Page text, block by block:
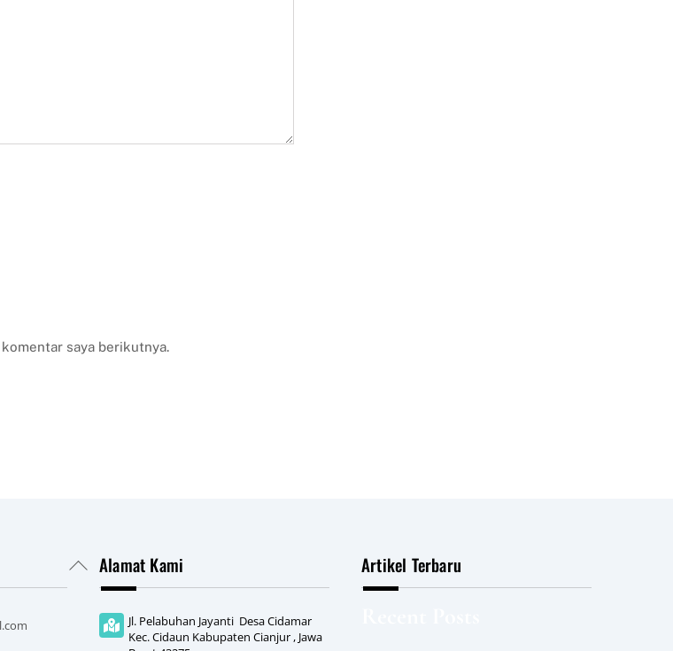
saya berikutnya.
BackAlamat Kami
Jl. Pelabuhan Jayanti Desa Cidamar
Kec. Cidaun Kabupaten Cianjur , Jawa
Artikel Terbaru